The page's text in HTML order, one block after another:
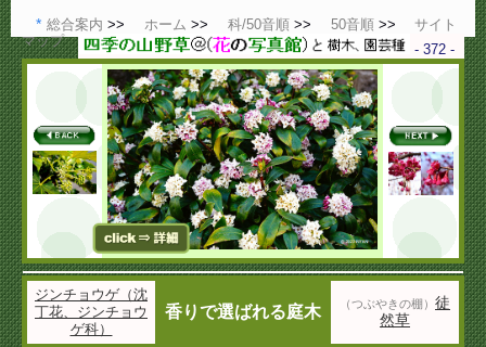
総合案内 ホーム 科/50音順 50音順
サイト
マップ
- 372 -
ジンチョウゲ（沈
丁花、ジンチョウ
ゲ科）
香りで選ばれる庭木 （つぶやきの棚） 徒
然草